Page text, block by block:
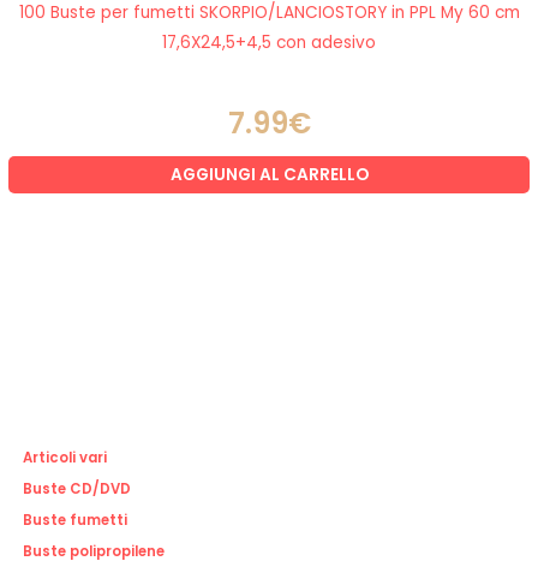
100 Buste per fumetti SKORPIO/LANCIOSTORY in PPL My 60 cm
17,6X24,5+4,5 con adesivo
7.99€
AGGIUNGI AL CARRELLO
Articoli vari
Buste CD/DVD
Buste fumetti
Buste polipropilene